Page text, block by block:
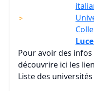
Pour avoir des
découvrire ici les
Liste des universités